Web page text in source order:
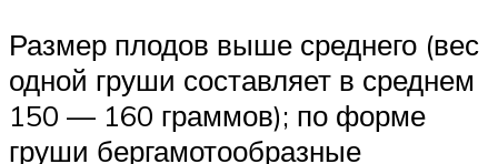
Размер плодов выше среднего (вес
одной груши составляет в среднем
150 — 160 граммов); по форме
груши бергамотообразные